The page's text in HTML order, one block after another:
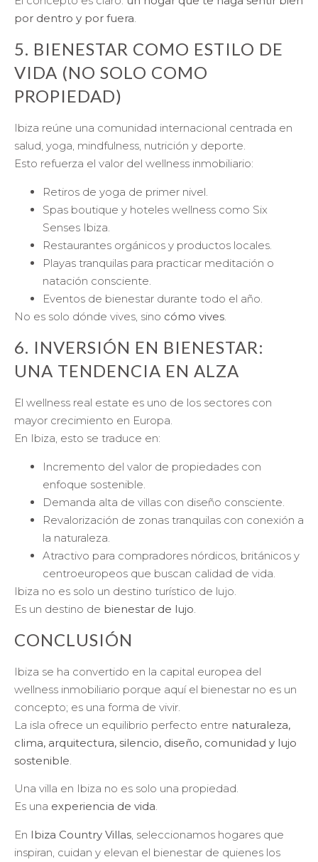
por dentro y por fuera.
5. BIENESTAR COMO ESTILO DE
VIDA (NO SOLO COMO
PROPIEDAD)
Ibiza reúne una comunidad internacional centrada en
salud, yoga, mindfulness, nutrición y deporte.
Esto refuerza el valor del wellness inmobiliario:
Retiros de yoga de primer nivel.
Spas boutique y hoteles wellness como Six
Senses Ibiza.
Restaurantes orgánicos y productos locales.
Playas tranquilas para practicar meditación o
natación consciente.
Eventos de bienestar durante todo el año.
No es solo dónde vives, sino cómo vives
6. INVERSIÓN EN BIENESTAR:
UNA TENDENCIA EN ALZA
El wellness real estate es uno de los sectores con
mayor crecimiento en Europa.
En Ibiza, esto se traduce en:
Incremento del valor de propiedades con
enfoque sostenible.
Demanda alta de villas con diseño consciente.
Revalorización de zonas tranquilas con conexión a
la naturaleza.
Atractivo para compradores nórdicos, británicos y
centroeuropeos que buscan calidad de vida.
Ibiza no es solo un destino turístico de lujo.
Es un destino de bienestar de lujo
CONCLUSIÓN
Ibiza se ha convertido en la capital europea del
wellness inmobiliario porque aquí el bienestar no es un
concepto; es una forma de vivir.
La isla ofrece un equilibrio perfecto entre naturaleza,
clima, arquitectura, silencio, diseño, comunidad y lujo
sostenible.
Una villa en Ibiza no es solo una propiedad.
Es una experiencia de vida.
En Ibiza Country Villas , seleccionamos hogares que
inspiran, cuidan y elevan el bienestar de quienes los